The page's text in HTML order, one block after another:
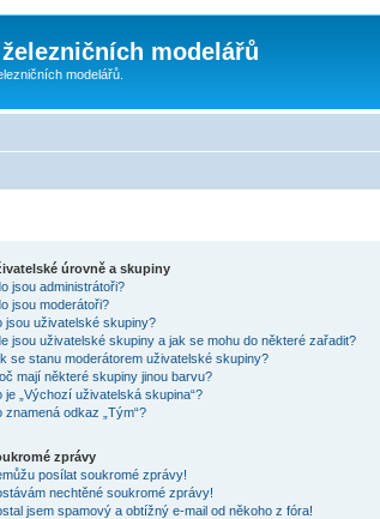
modelářů
modelářů.
úrovně a skupiny
jsou administrátoři?
jsou moderátoři?
jsou uživatelské skupiny?
jsou uživatelské skupiny a jak se mohu do některé zařadit?
se stanu moderátorem uživatelské skupiny?
mají některé skupiny jinou barvu?
je „Výchozí uživatelská skupina“?
znamená odkaz „Tým“?
zprávy
posílat soukromé zprávy!
nechtěné soukromé zprávy!
jsem spamový a obtížný e-mail od někoho z fóra!